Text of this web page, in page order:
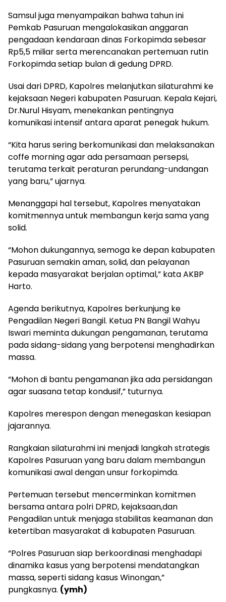
Samsul juga menyampaikan bahwa tahun ini
Pemkab Pasuruan mengalokasikan anggaran
pengadaan kendaraan dinas Forkopimda sebesar
Rp5,5 miliar serta merencanakan pertemuan rutin
Forkopimda setiap bulan di gedung DPRD.
Usai dari DPRD, Kapolres melanjutkan silaturahmi ke
kejaksaan Negeri kabupaten Pasuruan. Kepala Kejari,
Dr.Nurul Hisyam, menekankan pentingnya
komunikasi intensif antara aparat penegak hukum.
“Kita harus sering berkomunikasi dan melaksanakan
coffe morning agar ada persamaan persepsi,
terutama terkait peraturan perundang-undangan
yang baru,” ujarnya.
Menanggapi hal tersebut, Kapolres menyatakan
komitmennya untuk membangun kerja sama yang
solid.
“Mohon dukungannya, semoga ke depan kabupaten
Pasuruan semakin aman, solid, dan pelayanan
kepada masyarakat berjalan optimal,” kata AKBP
Harto.
Agenda berikutnya, Kapolres berkunjung ke
Pengadilan Negeri Bangil. Ketua PN Bangil Wahyu
Iswari meminta dukungan pengamanan, terutama
pada sidang-sidang yang berpotensi menghadirkan
massa.
“Mohon di bantu pengamanan jika ada persidangan
agar suasana tetap kondusif,” tuturnya.
Kapolres merespon dengan menegaskan kesiapan
jajarannya.
Rangkaian silaturahmi ini menjadi langkah strategis
Kapolres Pasuruan yang baru dalam membangun
komunikasi awal dengan unsur forkopimda.
Pertemuan tersebut mencerminkan komitmen
bersama antara polri DPRD, kejaksaan,dan
Pengadilan untuk menjaga stabilitas keamanan dan
ketertiban masyarakat di kabupaten Pasuruan.
“Polres Pasuruan siap berkoordinasi menghadapi
dinamika kasus yang berpotensi mendatangkan
massa, seperti sidang kasus Winongan,”
pungkasnya. (ymh)